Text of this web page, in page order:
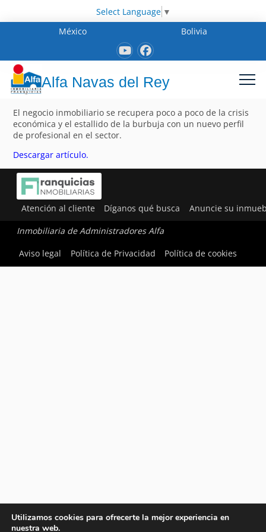
Select Language ▼
México
Bolivia
Alfa Navas del Rey
El negocio inmobiliario se recupera poco a poco de la crisis
económica y el estallido de la burbuja con un nuevo perfil
de profesional en el sector.
Descargar artículo.
Atención al cliente Díganos qué busca Anuncie su
Inmobiliaria de Administradores Alfa
Aviso legal
Política de Privacidad Política de cookies
Utilizamos cookies para ofrecerte la mejor experiencia en
nuestra web.